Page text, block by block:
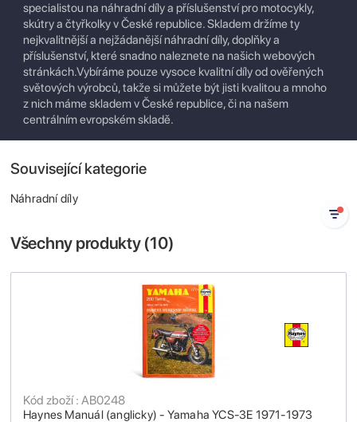
specialistou na náhradní díly a příslušenství pro motocykly,
skútry a čtyřkolky v České republice. Skladem držíme ty
nejkvalitnější a nejžádanější náhradní díly, doplňky a
příslušenství, které snadno naleznete na našich webových
stránkách.Vybíráme pouze vysoce kvalitní díly od ověřených
světových výrobců, takže si můžete být jisti kvalitou a mnoho
z nich máme skladem v České republice, či na našem
centrálním evropském skladě.
Související kategorie
Náhradní díly
Všechny produkty (10)
Haynes Manuál (anglicky) - Yamaha YCS-3E 1971-1973
Kód zboží : AB0248